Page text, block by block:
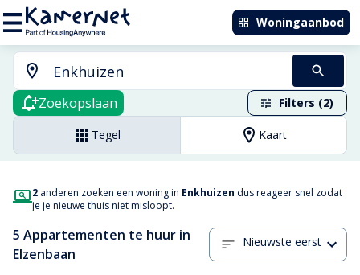
Woningaanbod
Zoekopslaan Filters (2)
Tegel Kaart
2 anderen zoeken een woning in Enkhuizen dus reageer snel zodat
je je nieuwe thuis niet misloopt.
5 Appartementen te huur in
Elzenbaan
Nieuwste eerst